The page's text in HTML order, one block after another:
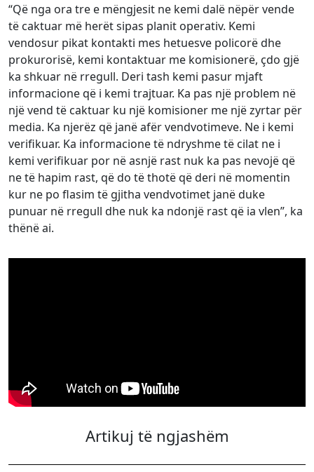
“Që nga ora tre e mëngjesit ne kemi dalë nëpër vende
të caktuar më herët sipas planit operativ. Kemi
vendosur pikat kontakti mes hetuesve policorë dhe
prokurorisë, kemi kontaktuar me komisionerë, çdo gjë
ka shkuar në rregull. Deri tash kemi pasur mjaft
informacione që i kemi trajtuar. Ka pas një problem në
një vend të caktuar ku një komisioner me një zyrtar për
media. Ka njerëz që janë afër vendvotimeve. Ne i kemi
verifikuar. Ka informacione të ndryshme të cilat ne i
kemi verifikuar por në asnjë rast nuk ka pas nevojë që
ne të hapim rast, që do të thotë që deri në momentin
kur ne po flasim të gjitha vendvotimet janë duke
punuar në rregull dhe nuk ka ndonjë rast që ia vlen”, ka
thënë ai.
Artikuj të ngjashëm